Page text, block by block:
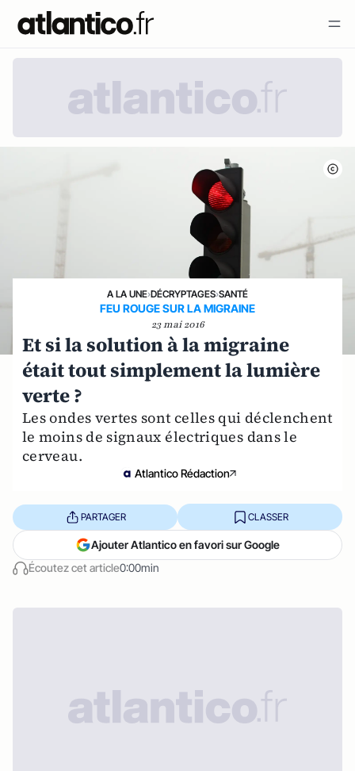
A LA UNE›DÉCRYPTAGES›SANTÉ
FEU ROUGE SUR LA MIGRAINE
23 mai 2016
Et si la solution à la migraine
était tout simplement la lumière
verte ?
Les ondes vertes sont celles qui déclenchent
le moins de signaux électriques dans le
cerveau.
Atlantico Rédaction
Écoutez cet article0:00min
PARTAGER CLASSER
Ajouter Atlantico en favori sur Google